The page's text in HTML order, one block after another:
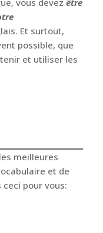
thèmes qui vous
à des
discussion en
personnes.
vous devez